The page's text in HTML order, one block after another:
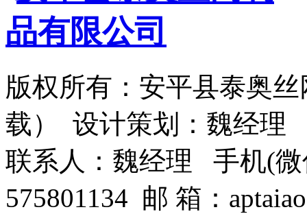
版权所有：安平县泰奥
载） 设计策划：魏经理
联系人：魏经理 手机(微
575801134 邮 箱：